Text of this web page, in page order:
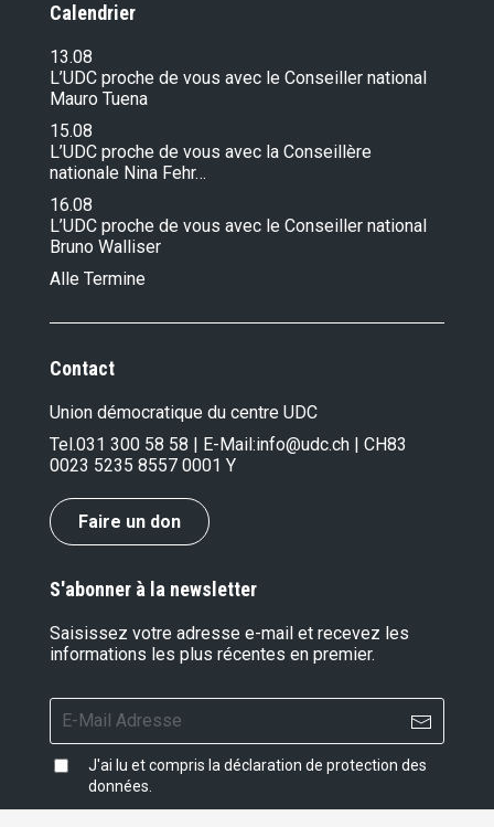
Calendrier
13.08
L’UDC proche de vous avec le Conseiller national
Mauro Tuena
15.08
L’UDC proche de vous avec la Conseillère
nationale Nina Fehr…
16.08
L’UDC proche de vous avec le Conseiller national
Bruno Walliser
Alle Termine
Contact
Union démocratique du centre UDC
Tel.031 300 58 58 | E-Mail:info@udc.ch | CH83
0023 5235 8557 0001 Y
Faire un don
S'abonner à la newsletter
Saisissez votre adresse e-mail et recevez les
informations les plus récentes en premier.
J'ai lu et compris la déclaration de protection des
données